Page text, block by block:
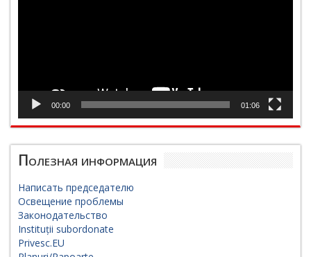
00:00 01:06
Полезная информация
Написать председателю
Освещение проблемы
Законодательство
Instituții subordonate
Privesc.EU